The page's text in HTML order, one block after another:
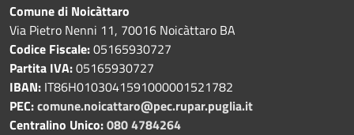
Comune di Noicàttaro
Via Pietro Nenni 11, 70016 Noicàttaro BA
Codice Fiscale:05165930727
Partita IVA:05165930727
IBAN: IT86H0103041591000001521782
PEC:comune.noicattaro@pec.rupar.puglia.it
Centralino Unico:080 4784264